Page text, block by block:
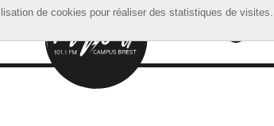
de cookies pour réaliser des statistiques de visites.
de cookies pour réaliser des statistiques de visites.